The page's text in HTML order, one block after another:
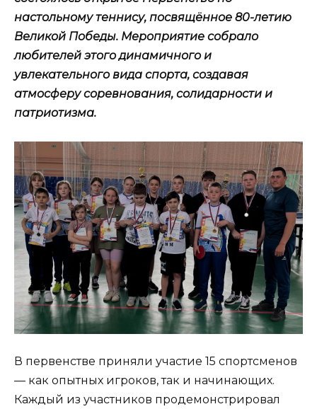
настольному теннису, посвящённое 80-летию
Великой Победы. Мероприятие собрало
любителей этого динамичного и
увлекательного вида спорта, создавая
атмосферу соревнования, солидарности и
патриотизма.
В первенстве приняли участие 15 спортсменов
— как опытных игроков, так и начинающих.
Каждый из участников продемонстрировал